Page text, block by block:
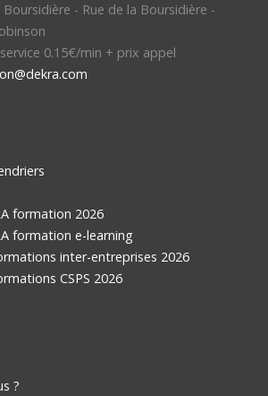
Boursidière - Rue de la Boursidière -
0.15€/min + prix appel
formation 2026
formation e-learning
inter-entreprises 2026
CSPS 2026
?